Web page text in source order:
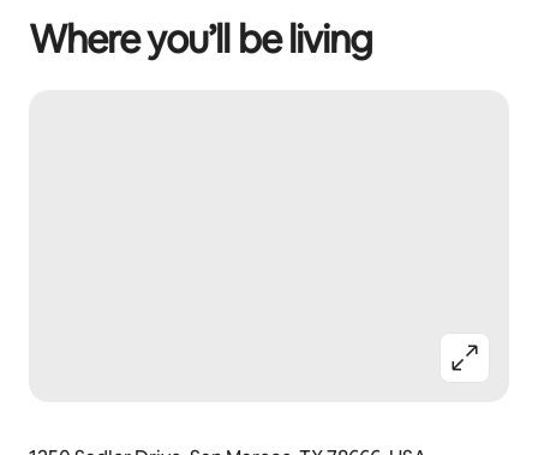
Where you’ll be living